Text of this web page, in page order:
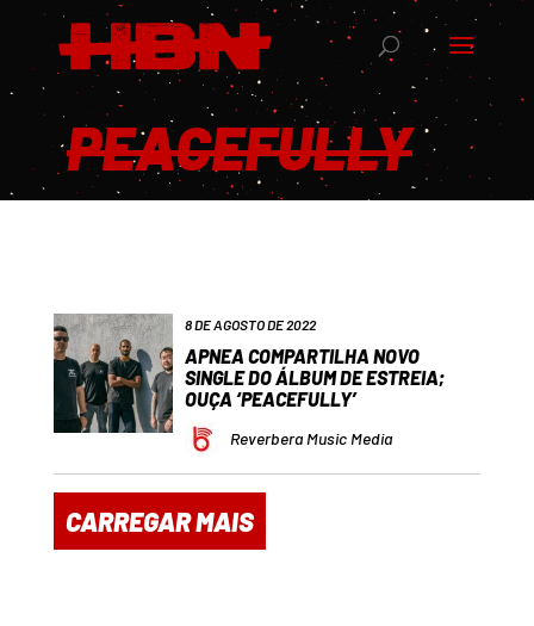
PEACEFULLY
8 DE AGOSTO DE 2022
APNEA COMPARTILHA NOVO
SINGLE DO ÁLBUM DE ESTREIA;
OUÇA ‘PEACEFULLY’
Reverbera Music Media
CARREGAR MAIS